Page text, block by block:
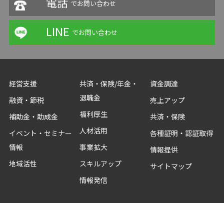
でお問い合わせ
LINE でお問い合わせ
経営支援
融資・節税
補助金・助成金
イベント・セミナー
情報
地域活性
共済・保険/年金・
退職金
福利厚生
人材活用
事業拡大
スキルアップ
情報発信
資金調達
売上アップ
共済・保険
各種証明・認証取得
情報提供
サイトマップ